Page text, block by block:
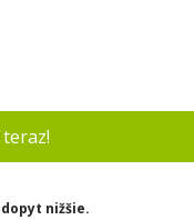
nižšie.